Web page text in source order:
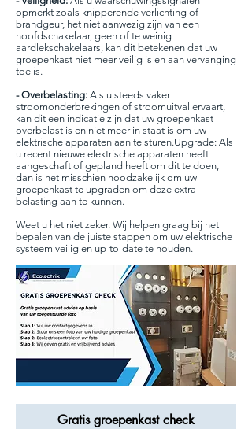
opmerkt zoals knipperende verlichting of
brandgeur, het niet aanwezig zijn van een
hoofdschakelaar, geen of te weinig
aardlekschakelaars, kan dit betekenen dat uw
groepenkast niet meer veilig is en aan vervanging
toe is.
- Overbelasting: Als u steeds vaker
stroomonderbrekingen of stroomuitval ervaart,
kan dit een indicatie zijn dat uw groepenkast
overbelast is en niet meer in staat is om uw
elektrische apparaten aan te sturen.Upgrade: Als
u recent nieuwe elektrische apparaten heeft
aangeschaft of gepland heeft om dit te doen,
dan is het misschien noodzakelijk om uw
groepenkast te upgraden om deze extra
belasting aan te kunnen.
Weet u het niet zeker. Wij helpen graag bij het
bepalen van de juiste stappen om uw elektrische
systeem veilig en up-to-date te houden.
Gratis groepenkast check